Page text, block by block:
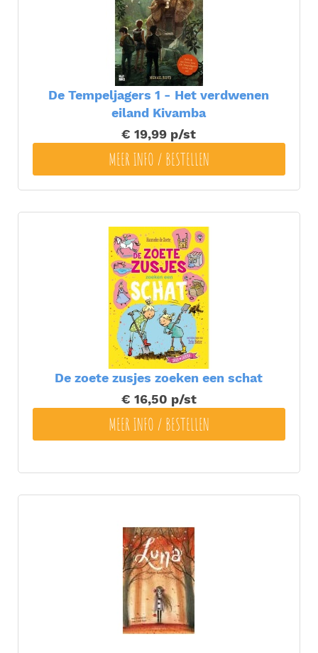
De Tempeljagers 1 - Het verdwenen
eiland Kivamba
€ 19,99 p/st
MEER INFO / BESTELLEN
De zoete zusjes zoeken een schat
€ 16,50 p/st
MEER INFO / BESTELLEN